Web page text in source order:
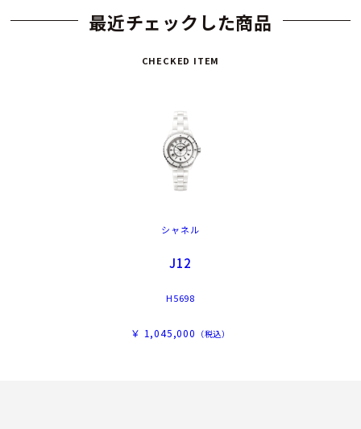
最近チェックした商品
CHECKED ITEM
シャネル
J12
H5698
￥ 1,045,000 （税込）